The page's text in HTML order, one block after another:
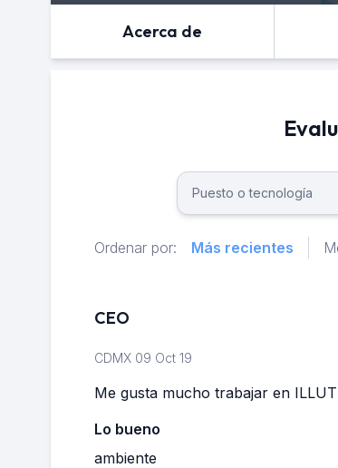
Acerca de
Ordenar por: Más recientes
CEO
CDMX 09 Oct 19
Me gusta mucho trabajar en
Lo bueno
ambiente